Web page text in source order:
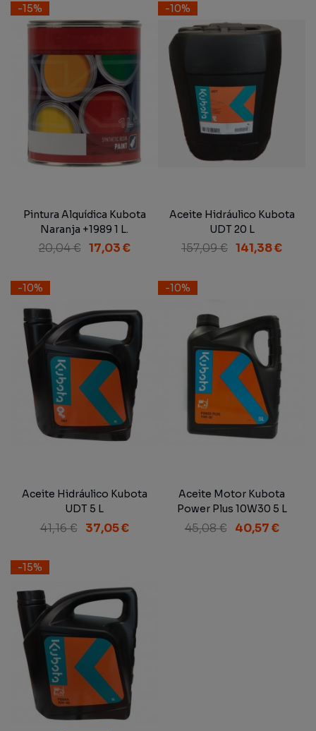
-15%
Pintura Alquídica Kubota
Naranja +1989 1 L.
20,04 € 17,03 €
-10%
Aceite Hidráulico Kubota
UDT 20 L
157,09 € 141,38 €
-10%
Aceite Hidráulico Kubota
UDT 5 L
41,16 € 37,05 €
-10%
Aceite Motor Kubota
Power Plus 10W30 5 L
45,08 € 40,57 €
-15%